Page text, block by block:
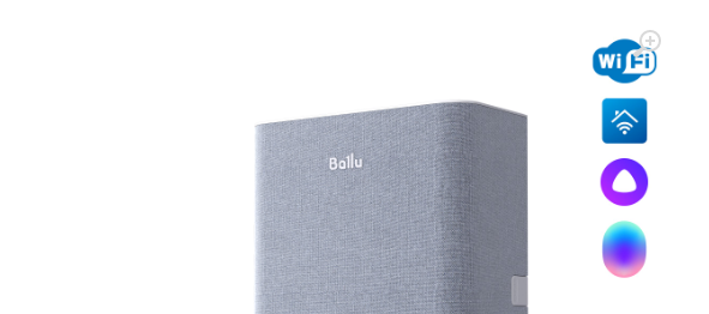
Тепловое оборудование
Электросушилки для рук
Промышленные кондиционеры